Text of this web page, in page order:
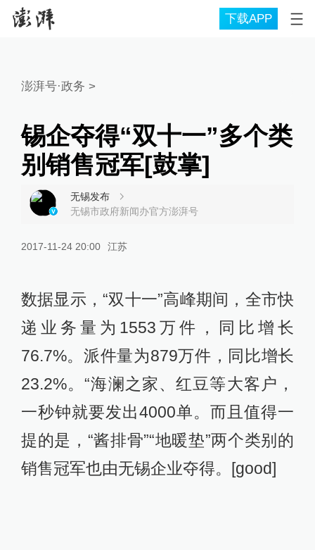
下载APP
澎湃号·政务 >
锡企夺得“双十一”多个类
别销售冠军[鼓掌]
无锡发布
无锡市政府新闻办官方澎湃号
2017-11-24 20:00 江苏
数据显示，“双十一”高峰期间，全市快
递业务量为1553万件，同比增长
76.7%。派件量为879万件，同比增长
23.2%。“海澜之家、红豆等大客户，
一秒钟就要发出4000单。而且值得一
提的是，“酱排骨”“地暖垫”两个类别的
销售冠军也由无锡企业夺得。[good]